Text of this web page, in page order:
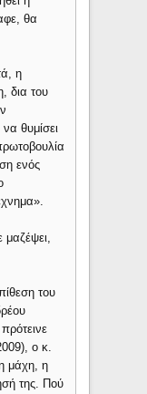
θα
η
δια του
θυμίσει
ενός
μαζέψει,
του
ο κ.
μάχη, η
της. Πού